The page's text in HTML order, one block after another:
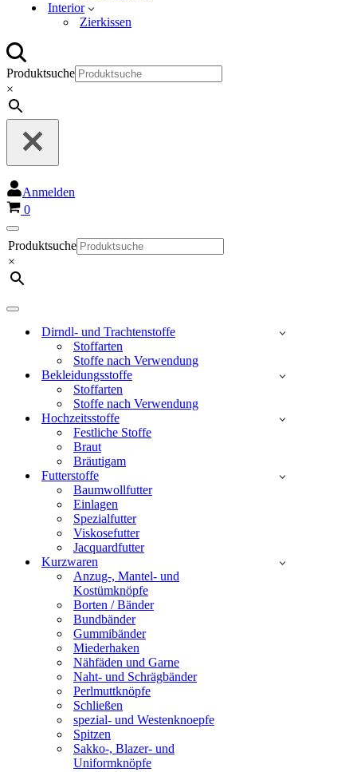
Interior
Zierkissen
Produktsuche
×
Anmelden
Warenkorb
0
Navigationsmenü
Produktsuche
×
Navigationsmenü
Dirndl- und Trachtenstoffe
Stoffarten
Stoffe nach Verwendung
Bekleidungsstoffe
Stoffarten
Stoffe nach Verwendung
Hochzeitsstoffe
Festliche Stoffe
Braut
Bräutigam
Futterstoffe
Baumwollfutter
Einlagen
Spezialfutter
Viskosefutter
Jacquardfutter
Kurzwaren
Anzug-, Mantel- und
Kostümknöpfe
Borten / Bänder
Bundbänder
Gummibänder
Miederhaken
Nähfäden und Garne
Naht- und Schrägbänder
Perlmuttknöpfe
Schließen
spezial- und Westenknoepfe
Spitzen
Sakko-, Blazer- und
Uniformknöpfe